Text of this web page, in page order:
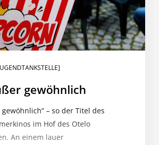
gewöhnlich
– so der Titel des
im Hof des Otelo
An einem lauer